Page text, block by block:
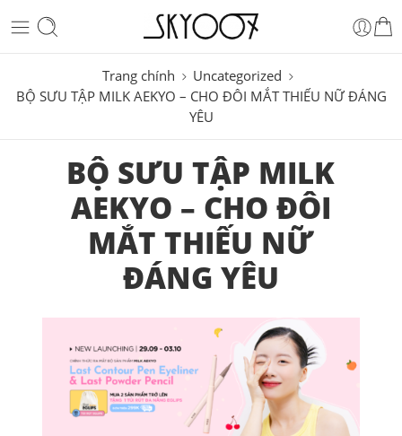
Trang chính
Uncategorized
BỘ SƯU TẬP MILK AEKYO – CHO ĐÔI MẮT THIẾU NỮ ĐÁNG
YÊU
BỘ SƯU TẬP MILK
AEKYO – CHO ĐÔI
MẮT THIẾU NỮ
ĐÁNG YÊU